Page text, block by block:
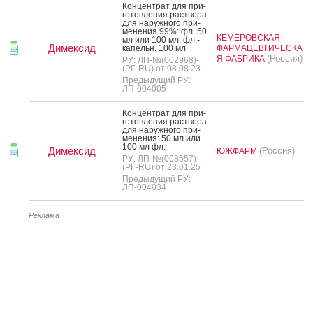
Димексид
Кон­цен­трат для при­
готов­ле­ния рас­тво­ра
для на­руж­но­го при­
мене­ния 99%: фл. 50
мл или 100 мл, фл.-
ка­пельн. 100 мл
РУ: ЛП-№(002968)-
(РГ-RU) от 08.08.23
Предыдущий РУ:
ЛП-004005
КЕМЕРОВСКАЯ
ФАРМАЦЕВТИЧЕСКА
Я ФАБРИКА (Россия)
Димексид
Кон­цен­трат для при­
готов­ле­ния рас­тво­ра
для на­руж­но­го при­
мене­ния: 50 мл или
100 мл фл.
РУ: ЛП-№(008557)-
(РГ-RU) от 23.01.25
Предыдущий РУ:
ЛП-004034
ЮЖФАРМ (Россия)
Реклама